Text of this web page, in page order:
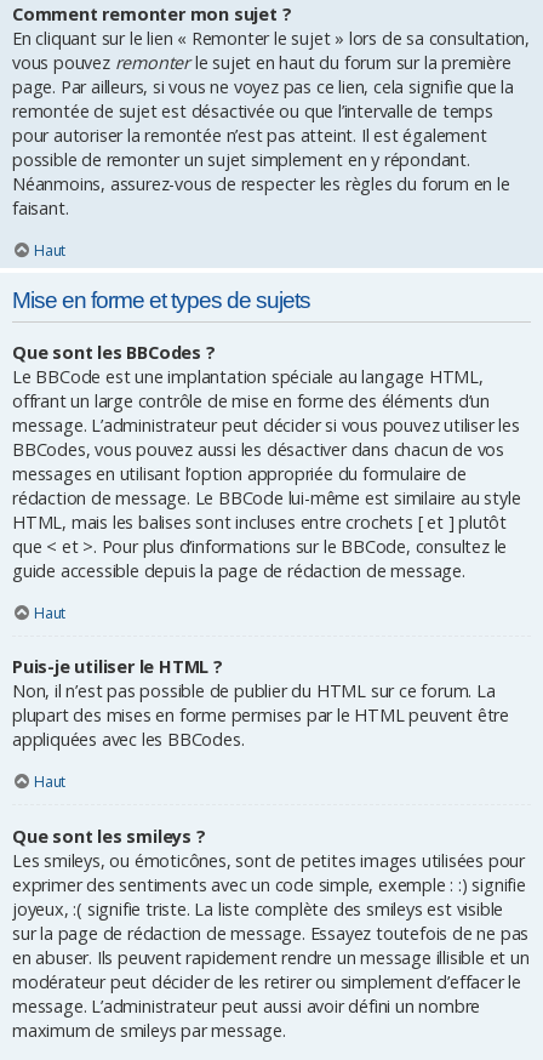
Comment remonter mon sujet ?
En cliquant sur le lien « Remonter le sujet » lors de sa consultation,
vous pouvez remonterle sujet en haut du forum sur la première
page. Par ailleurs, si vous ne voyez pas ce lien, cela signifie que la
remontée de sujet est désactivée ou que l’intervalle de temps
pour autoriser la remontée n’est pas atteint. Il est également
possible de remonter un sujet simplement en y répondant.
Néanmoins, assurez-vous de respecter les règles du forum en le
faisant.
Haut
Mise en forme et types de sujets
Que sont les BBCodes ?
Le BBCode est une implantation spéciale au langage HTML,
offrant un large contrôle de mise en forme des éléments d’un
message. L’administrateur peut décider si vous pouvez utiliser les
BBCodes, vous pouvez aussi les désactiver dans chacun de vos
messages en utilisant l’option appropriée du formulaire de
rédaction de message. Le BBCode lui-même est similaire au style
HTML, mais les balises sont incluses entre crochets [ et ] plutôt
que < et >. Pour plus d’informations sur le BBCode, consultez le
guide accessible depuis la page de rédaction de message.
Haut
Puis-je utiliser le HTML ?
Non, il n’est pas possible de publier du HTML sur ce forum. La
plupart des mises en forme permises par le HTML peuvent être
appliquées avec les BBCodes.
Haut
Que sont les smileys ?
Les smileys, ou émoticônes, sont de petites images utilisées pour
exprimer des sentiments avec un code simple, exemple : :) signifie
joyeux, :( signifie triste. La liste complète des smileys est visible
sur la page de rédaction de message. Essayez toutefois de ne pas
en abuser. Ils peuvent rapidement rendre un message illisible et un
modérateur peut décider de les retirer ou simplement d’effacer le
message. L’administrateur peut aussi avoir défini un nombre
maximum de smileys par message.